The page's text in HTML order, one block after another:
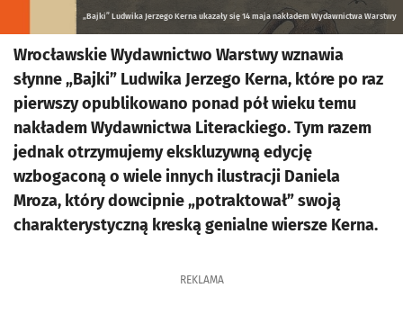
„Bajki” Ludwika Jerzego Kerna ukazały się 14 maja nakładem Wydawnictwa Warstwy
Wrocławskie Wydawnictwo Warstwy wznawia
słynne „Bajki” Ludwika Jerzego Kerna, które po raz
pierwszy opublikowano ponad pół wieku temu
nakładem Wydawnictwa Literackiego. Tym razem
jednak otrzymujemy ekskluzywną edycję
wzbogaconą o wiele innych ilustracji Daniela
Mroza, który dowcipnie „potraktował” swoją
charakterystyczną kreską genialne wiersze Kerna.
REKLAMA